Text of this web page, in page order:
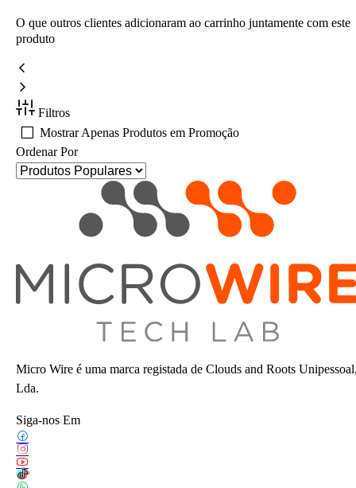
O que outros clientes adicionaram ao carrinho juntamente com este
produto
Filtros
Mostrar Apenas Produtos em Promoção
Ordenar Por
Micro Wire é uma marca registada de Clouds and Roots
Lda.
Siga-nos Em